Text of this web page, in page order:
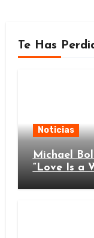
Te Has
Noticias
Michael
“Love Is a